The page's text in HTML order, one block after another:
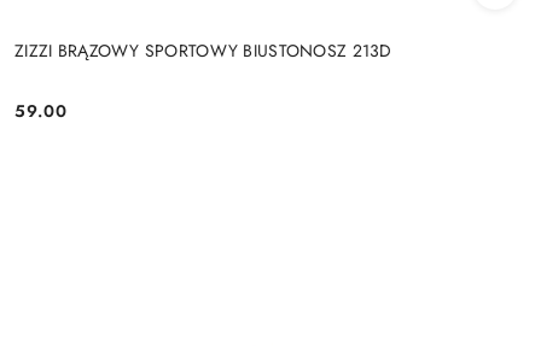
ZIZZI BRĄZOWY SPORTOWY BIUSTONOSZ 213D
Cena:
59.00